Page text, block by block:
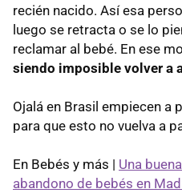
recién nacido. Así esa
luego se retracta o se lo
reclamar al bebé. En ese
siendo imposible volver a
Ojalá en Brasil empiecen a
para que esto no vuelva a
En Bebés y más | Una
abandono de bebés en